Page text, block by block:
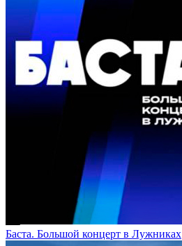
Баста. Большой концерт в Лужниках